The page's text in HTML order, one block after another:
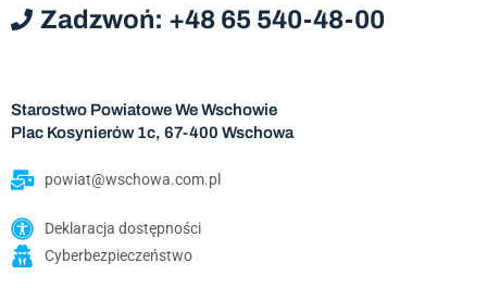
Zadzwoń: +48 65 540-48-00
Starostwo Powiatowe We Wschowie
Plac Kosynierów 1c, 67-400 Wschowa
powiat@wschowa.com.pl
Deklaracja dostępności
Cyberbezpieczeństwo